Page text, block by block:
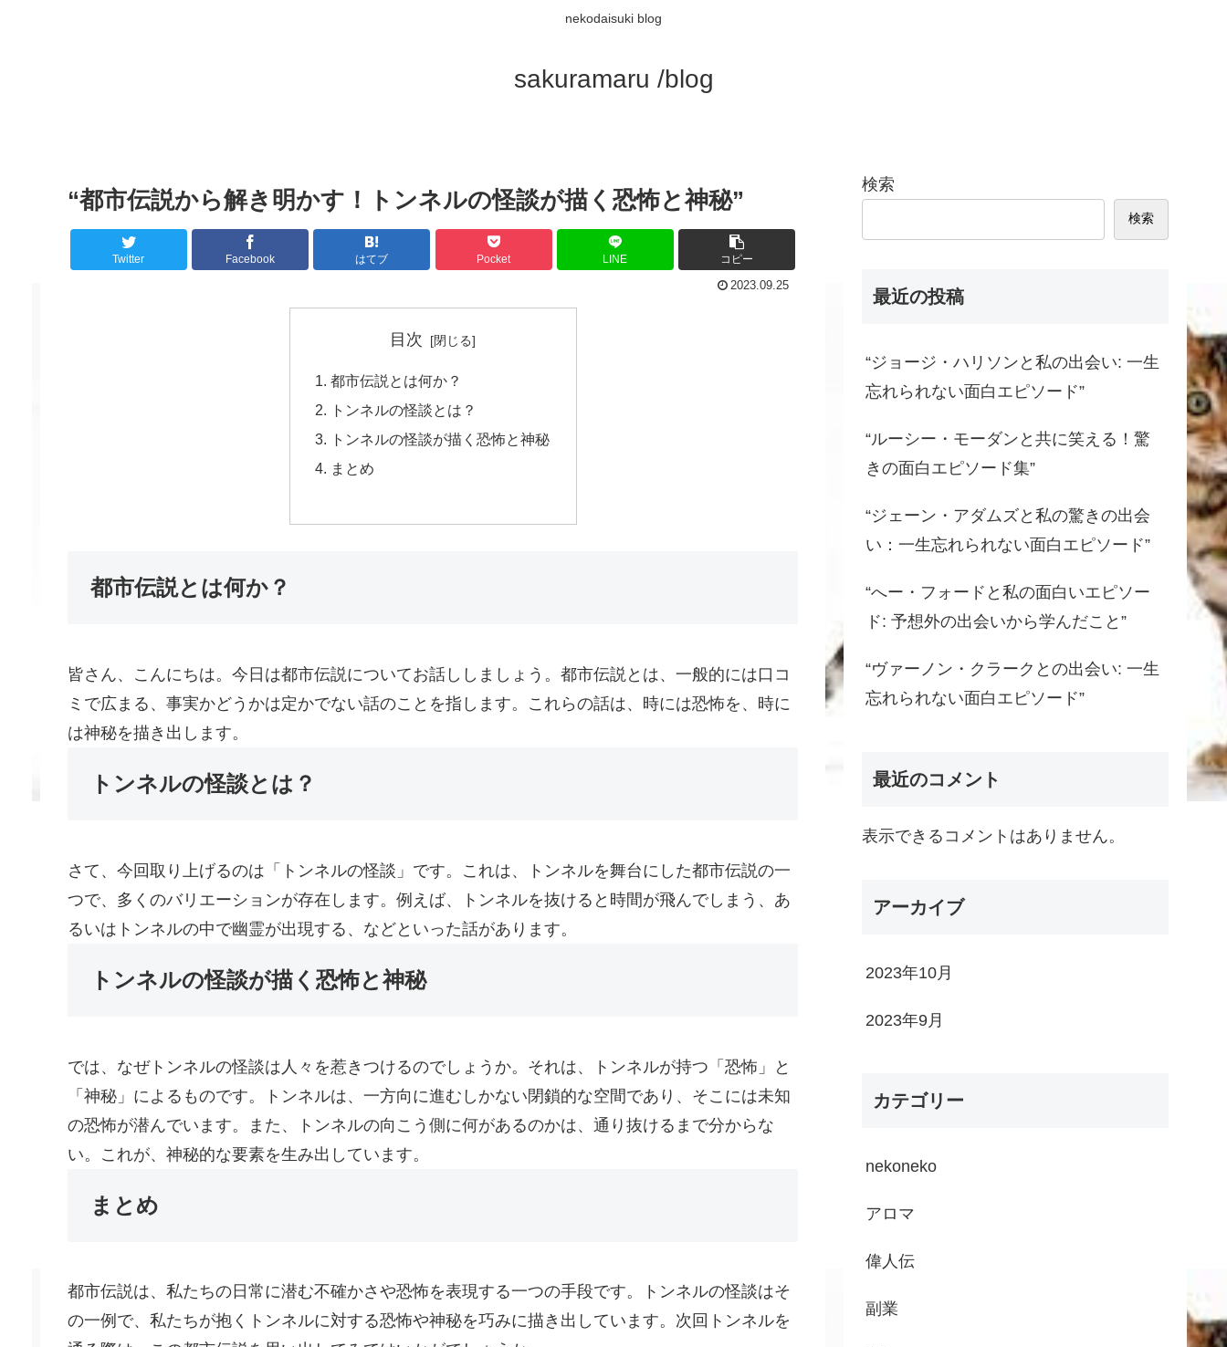
nekodaisuki blog
sakuramaru /blog
“都市伝説から解き明かす！トンネルの怪談が描く恐怖と神秘”
Twitter Facebook はてブ Pocket LINE コピー
2023.09.25
目次
都市伝説とは何か？
トンネルの怪談とは？
トンネルの怪談が描く恐怖と神秘
まとめ
都市伝説とは何か？
皆さん、こんにちは。今日は都市伝説についてお話ししましょう。都市伝説とは、一般的には口コ
ミで広まる、事実かどうかは定かでない話のことを指します。これらの話は、時には恐怖を、時に
は神秘を描き出します。
トンネルの怪談とは？
さて、今回取り上げるのは「トンネルの怪談」です。これは、トンネルを舞台にした都市伝説の一
つで、多くのバリエーションが存在します。例えば、トンネルを抜けると時間が飛んでしまう、あ
るいはトンネルの中で幽霊が出現する、などといった話があります。
トンネルの怪談が描く恐怖と神秘
では、なぜトンネルの怪談は人々を惹きつけるのでしょうか。それは、トンネルが持つ「恐怖」と
「神秘」によるものです。トンネルは、一方向に進むしかない閉鎖的な空間であり、そこには未知
の恐怖が潜んでいます。また、トンネルの向こう側に何があるのかは、通り抜けるまで分からな
い。これが、神秘的な要素を生み出しています。
まとめ
都市伝説は、私たちの日常に潜む不確かさや恐怖を表現する一つの手段です。トンネルの怪談はそ
の一例で、私たちが抱くトンネルに対する恐怖や神秘を巧みに描き出しています。次回トンネルを
検索
検索
最近の投稿
“ジョージ・ハリソンと私の出会い: 一生
忘れられない面白エピソード”
“ルーシー・モーダンと共に笑える！驚
きの面白エピソード集”
“ジェーン・アダムズと私の驚きの出会
い：一生忘れられない面白エピソード”
“へー・フォードと私の面白いエピソー
ド: 予想外の出会いから学んだこと”
“ヴァーノン・クラークとの出会い: 一生
忘れられない面白エピソード”
最近のコメント
表示できるコメントはありません。
アーカイブ
2023年10月
2023年9月
カテゴリー
nekoneko
アロマ
偉人伝
副業